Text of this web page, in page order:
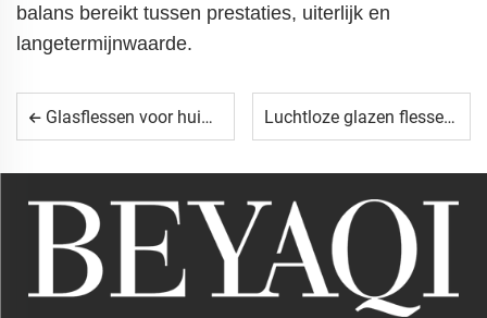
balans bereikt tussen prestaties, uiterlijk en
langetermijnwaarde.
Glasflessen voor huidverzorgingsmerken Luchtloze glazen flessen voor luxe huidverzorgingsmerken